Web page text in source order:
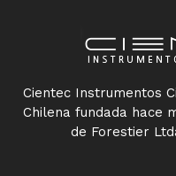
Cientec Instrumentos
Chilena fundada hace
de Forestier